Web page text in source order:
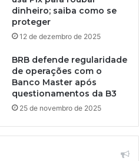
dinheiro; saiba como se
proteger
12 de dezembro de 2025
BRB defende regularidade
de operações com o
Banco Master após
questionamentos da B3
25 de novembro de 2025